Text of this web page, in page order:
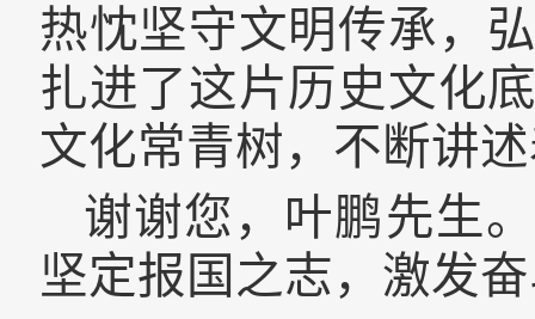
热忱坚守文明传承，
扎进了这片历史文化
文化常青树，不断讲
谢谢您，叶鹏先生
坚定报国之志，激发